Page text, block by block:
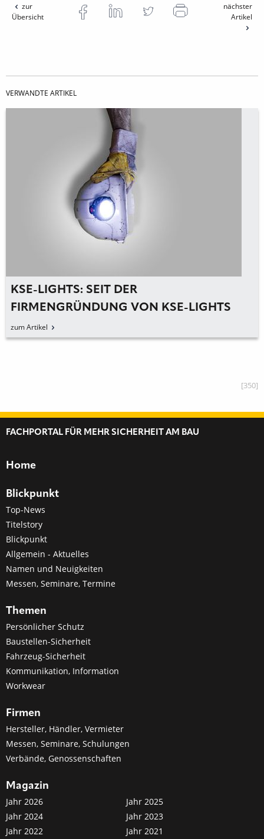
zur
Übersicht
nächster
Artikel
VERWANDTE ARTIKEL
MIPS MÖCHTE DEUTSCHE BAUSTELLEN
SICHERER MACHEN
zum Artikel
[350]
FACHPORTAL FÜR MEHR SICHERHEIT AM BAU
Home
Blickpunkt
Top-News
Titelstory
Blickpunkt
Allgemein - Aktuelles
Namen und Neuigkeiten
Messen, Seminare, Termine
Themen
Persönlicher Schutz
Baustellen-Sicherheit
Fahrzeug-Sicherheit
Kommunikation, Information
Workwear
Firmen
Hersteller, Händler, Vermieter
Messen, Seminare, Schulungen
Verbände, Genossenschaften
Magazin
Jahr 2026
Jahr 2025
Jahr 2024
Jahr 2023
Jahr 2022
Jahr 2021